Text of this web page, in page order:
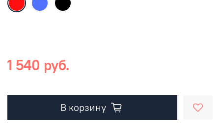
1 540 руб.
В корзину